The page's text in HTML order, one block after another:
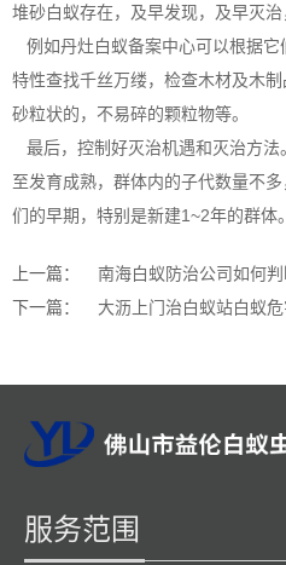
堆砂白蚁存在，及早发现，及早灭治
例如丹灶白蚁备案中心可以根据它
特性查找千丝万缕，检查木材及木
砂粒状的，不易碎的颗粒物等。
最后，控制好灭治机遇和灭治方法
至发育成熟，群体内的子代数量不
们的早期，特别是新建1~2年的群体。
上一篇：
南海白蚁防治公司如何判
下一篇：
大沥上门治白蚁站白蚁
服务范围